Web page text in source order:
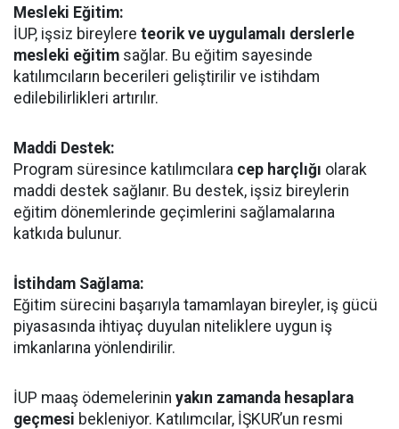
Mesleki Eğitim:
İUP, işsiz bireylere teorik ve uygulamalı derslerle
mesleki eğitim sağlar. Bu eğitim sayesinde
katılımcıların becerileri geliştirilir ve istihdam
edilebilirlikleri artırılır.
Maddi Destek:
Program süresince katılımcılara cep harçlığı olarak
maddi destek sağlanır. Bu destek, işsiz bireylerin
eğitim dönemlerinde geçimlerini sağlamalarına
katkıda bulunur.
İstihdam Sağlama:
Eğitim sürecini başarıyla tamamlayan bireyler, iş gücü
piyasasında ihtiyaç duyulan niteliklere uygun iş
imkanlarına yönlendirilir.
İUP maaş ödemelerinin yakın zamanda hesaplara
geçmesi bekleniyor. Katılımcılar, İŞKUR’un resmi